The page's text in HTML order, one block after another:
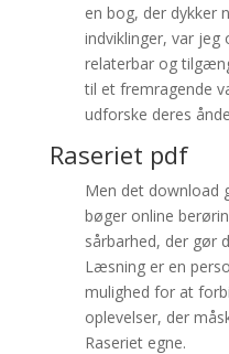
en bog, der dykker
indviklinger, var jeg
relaterbar og
til et fremragende
udforske deres
Raseriet pdf
Men det download
bøger online
sårbarhed, der gør
Læsning er en
mulighed for at
oplevelser, der
Raseriet egne.